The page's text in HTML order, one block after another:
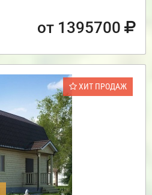
от 1395700
ХИТ ПРОДАЖ